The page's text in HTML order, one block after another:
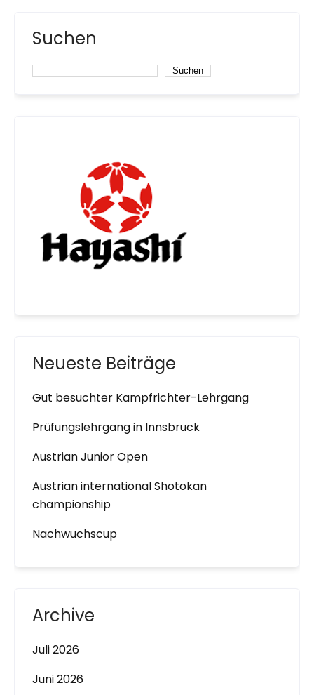
Suchen
Suchen
Neueste Beiträge
Gut besuchter Kampfrichter-Lehrgang
Prüfungslehrgang in Innsbruck
Austrian Junior Open
Austrian international Shotokan
championship
Nachwuchscup
Archive
Juli 2026
Juni 2026